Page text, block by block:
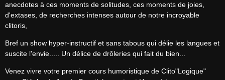
anecdotes à ces moments de solitudes, ces moments de joies,
d'extases, de recherches intenses autour de notre incroyable
clitoris,
Bref un show hyper-instructif et sans tabous qui délie les langues et
suscite l'envie..... Un délice de drôleries qui fait du bien...
Venez vivre votre premier cours humoristique de Clito"Logique"